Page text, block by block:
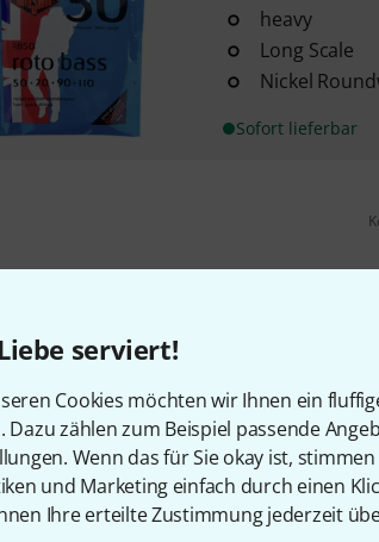
serviert!
Cookies möchten wir Ihnen ein
Dazu zählen zum Beispiel passende
Wenn das für Sie okay ist,
und Marketing einfach durch einen
Ihre erteilte Zustimmung jederzeit
heavy
Long Scale
Nickel
Sofort lieferbar
Gefällt Ihnen, was Sie
Teilen Hilfe &